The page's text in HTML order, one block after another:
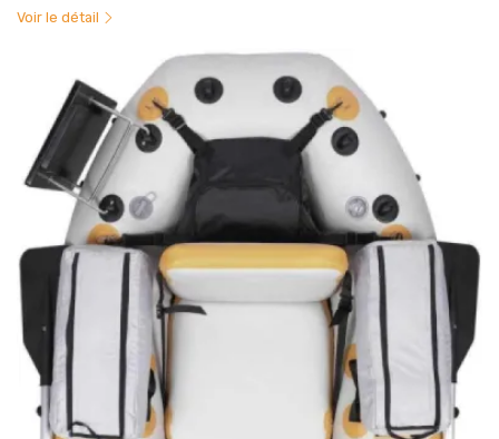
Voir le détail